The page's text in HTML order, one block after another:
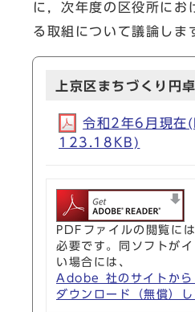
に，次年度の区役所にお
る取組について議論しま
上京区まちづくり円
令和2年6月現在
123.18KB)
PDFファイルの閲覧
必要です。同ソフトが
い場合には、
Adobe 社のサイトか
ダウンロード（無償）し